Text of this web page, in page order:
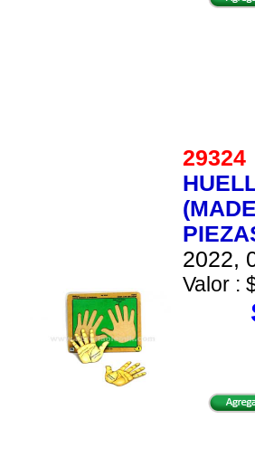
2022,
Valor :